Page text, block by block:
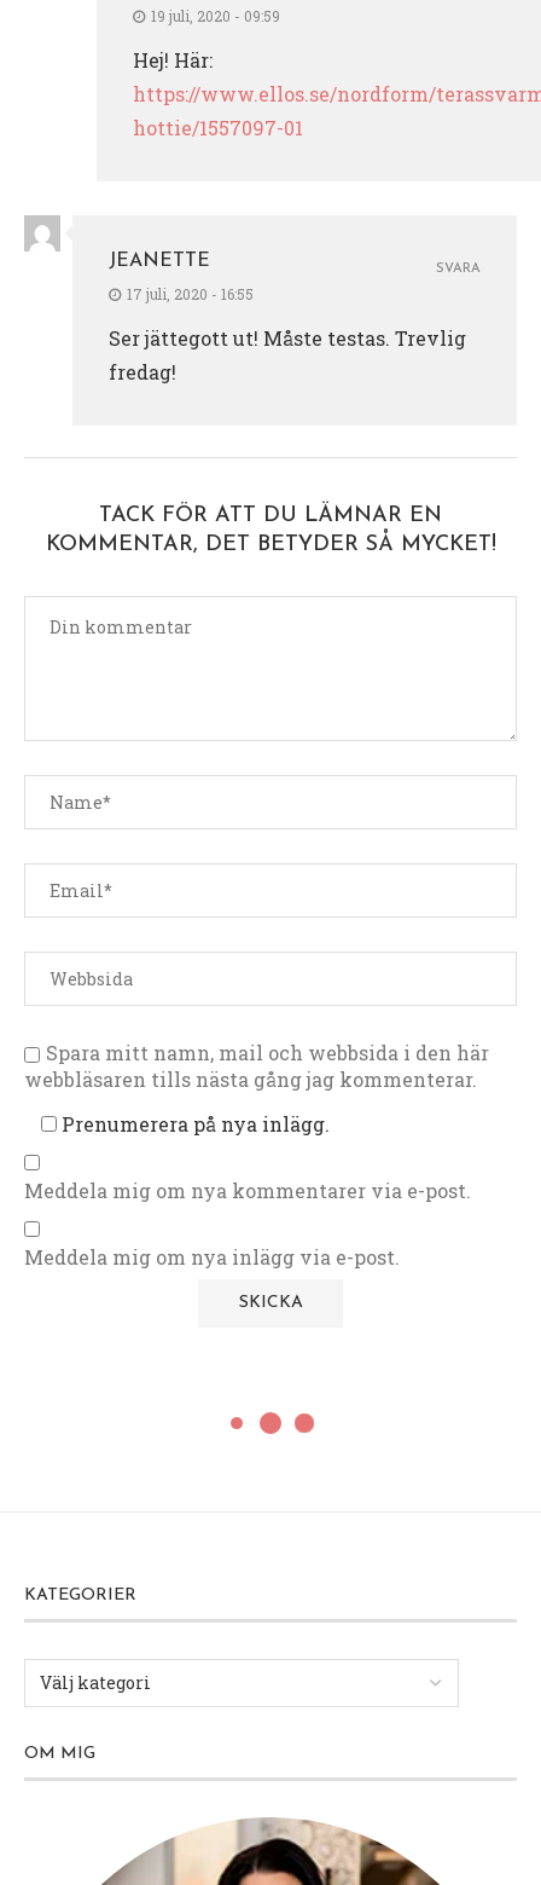
19 juli, 2020 - 09:59
Hej! Här:
https://www.ellos.se/nordform/
hottie/1557097-01
JEANETTE
17 juli, 2020 - 16:55
Ser jättegott ut! Måste testas. Trevlig
fredag!
SVARA
TACK FÖR ATT DU LÄMNAR EN
KOMMENTAR, DET BETYDER SÅ MYCKET!
Spara mitt namn, mail och webbsida i den här
webbläsaren tills nästa gång jag kommenterar.
Prenumerera på nya inlägg.
Meddela mig om nya kommentarer via e-post.
Meddela mig om nya inlägg via e-post.
KATEGORIER
OM MIG